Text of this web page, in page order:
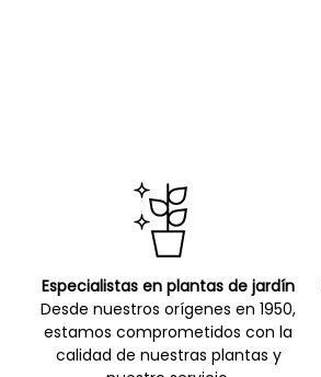
Especialistas en plantas de jardín
Desde nuestros orígenes en 1950,
estamos comprometidos con la
calidad de nuestras plantas y